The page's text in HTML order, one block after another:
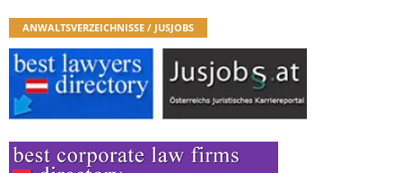
ANWALTSVERZEICHNISSE / JUSJOBS